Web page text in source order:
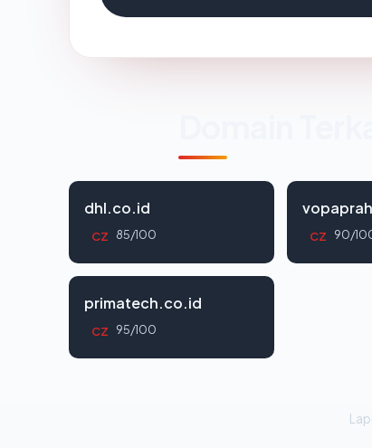
dhl.co.id
CZ 85/100 CZ 90/
primatech.co.id
CZ 95/100